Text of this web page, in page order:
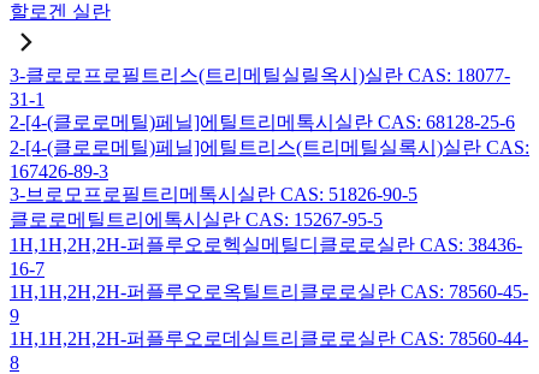
할로겐 실란
3-클로로프로필트리스(트리메틸실릴옥시)실란 CAS: 18077-
31-1
2-[4-(클로로메틸)페닐]에틸트리메톡시실란 CAS: 68128-25-6
2-[4-(클로로메틸)페닐]에틸트리스(트리메틸실록시)실란 CAS:
167426-89-3
3-브로모프로필트리메톡시실란 CAS: 51826-90-5
클로로메틸트리에톡시실란 CAS: 15267-95-5
1H,1H,2H,2H-퍼플루오로헥실메틸디클로로실란 CAS: 38436-
16-7
1H,1H,2H,2H-퍼플루오로옥틸트리클로로실란 CAS: 78560-45-
9
1H,1H,2H,2H-퍼플루오로데실트리클로로실란 CAS: 78560-44-
8